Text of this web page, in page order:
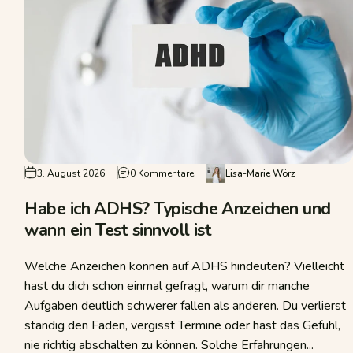
mehrere Tests zum Einsatz?
3. August 2026 0 Kommentarezu Habe ich ADHS? Typische
Lisa-Marie Wörz
Habe ich ADHS? Typische Anzeichen und
wann ein Test sinnvoll ist
Welche Anzeichen können auf ADHS hindeuten? Vielleicht
hast du dich schon einmal gefragt, warum dir manche
Aufgaben deutlich schwerer fallen als anderen. Du verlierst
ständig den Faden, vergisst Termine oder hast das Gefühl,
nie richtig abschalten zu können. Solche Erfahrungen...